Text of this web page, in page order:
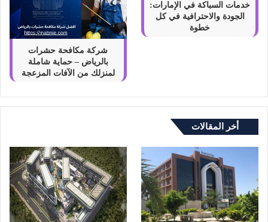
خدمات السباكة في الإمارات:
الجودة والاحترافية في كل
خطوة
شركة مكافحة حشرات
بالرياض – حماية شاملة
لمنزلك من الآفات المزعجة
أخر المقالات